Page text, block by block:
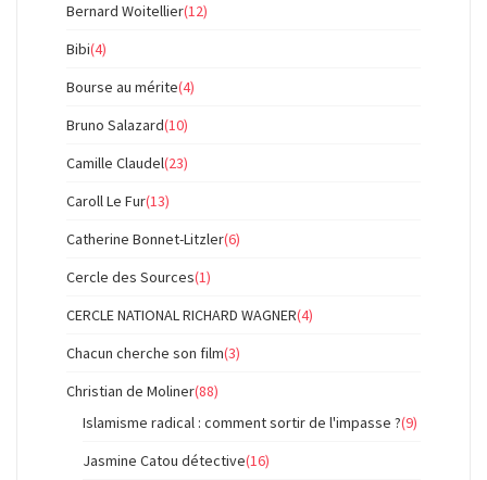
Bernard Woitellier(12)
Bibi(4)
Bourse au mérite(4)
Bruno Salazard(10)
Camille Claudel(23)
Caroll Le Fur(13)
Catherine Bonnet-Litzler(6)
Cercle des Sources(1)
CERCLE NATIONAL RICHARD WAGNER(4)
Chacun cherche son film(3)
Christian de Moliner(88)
Islamisme radical : comment sortir de l'impasse ?(9)
Jasmine Catou détective(16)